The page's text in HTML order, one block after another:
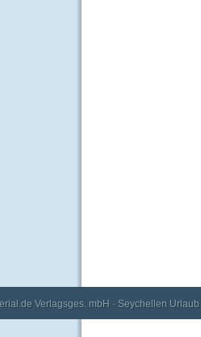
Verlagsges. mbH · Seychellen Urlaub